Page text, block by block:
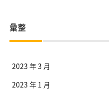
彙整
2023 年 3 月
2023 年 1 月